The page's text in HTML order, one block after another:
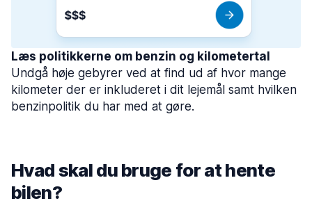
Læs politikkerne om benzin og kilometertal
Undgå høje gebyrer ved at find ud af hvor mange
kilometer der er inkluderet i dit lejemål samt hvilken
benzinpolitik du har med at gøre.
Hvad skal du bruge for at hente
bilen?